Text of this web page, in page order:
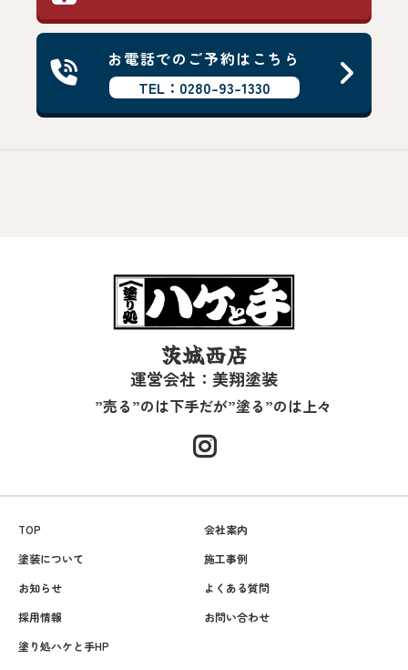
お電話でのご予約はこちら
TEL：0280-93-1330
茨城西店
運営会社：美翔塗装
”売る”のは下手だが”塗る”のは上々
TOP
会社案内
塗装について
施工事例
お知らせ
よくある質問
採用情報
お問い合わせ
塗り処ハケと手HP